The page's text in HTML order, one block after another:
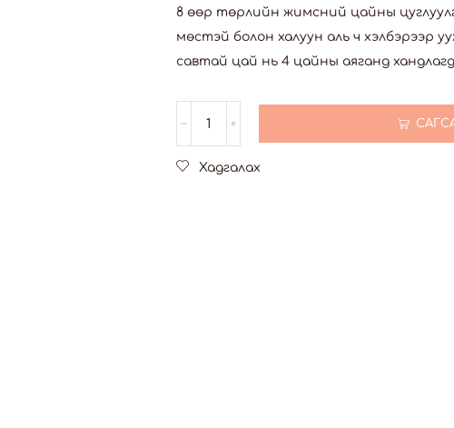
8 өөр төрлийн жимсний цайны
мөстэй болон халуун аль ч хэлбэрээр
савтай цай нь 4 цайны аяганд
Хадгалах